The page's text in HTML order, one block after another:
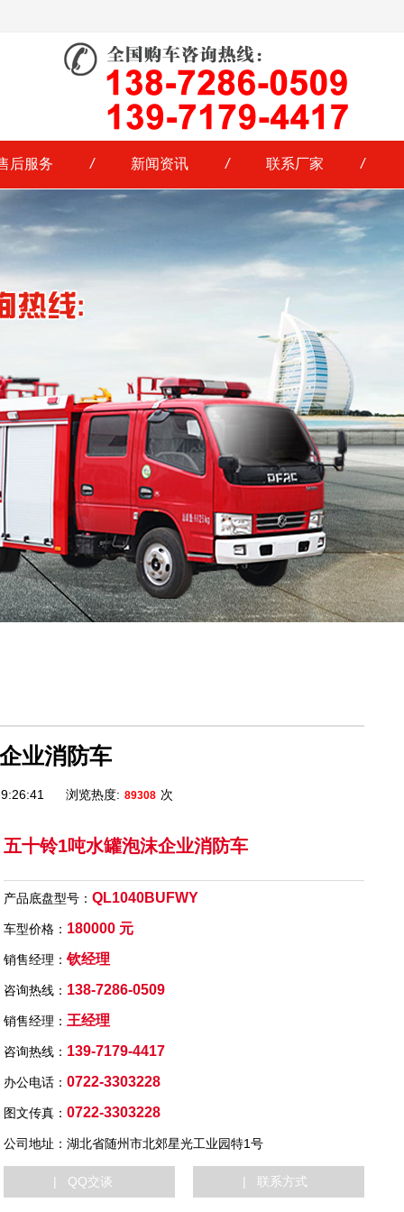
后服务 / 新闻资讯 / 联系厂家 /
业消防车
浏览热度: 89308 次
五十铃1吨水罐泡沫企业消防车
产品底盘型号： QL1040BUFWY
车型价格： 180000 元
销售经理：钦经理
咨询热线： 138-7286-0509
销售经理： 王经理
咨询热线： 139-7179-4417
办公电话： 0722-3303228
图文传真： 0722-3303228
公司地址：湖北省随州市北郊星光工业园特1号
| QQ交谈 | 联系方式